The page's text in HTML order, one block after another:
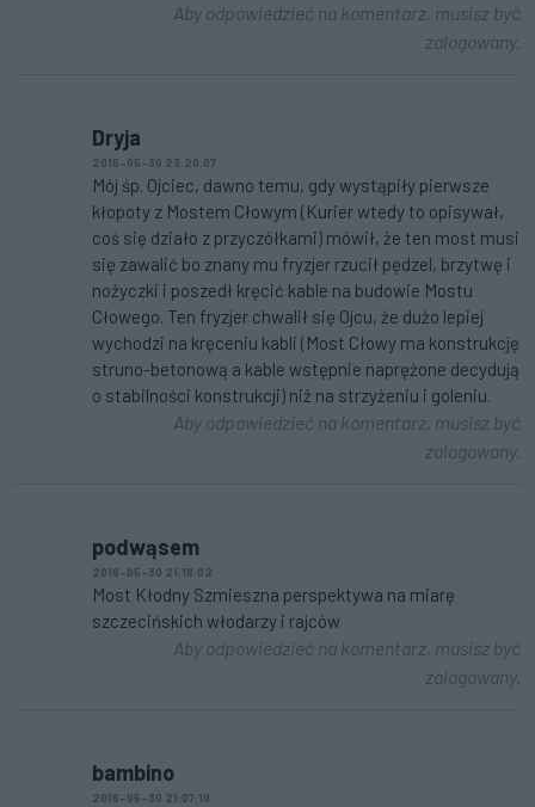
Aby odpowiedzieć na komentarz, musisz być
zalogowany.
Dryja
2016-05-30 23:20:07
Mój śp. Ojciec, dawno temu, gdy wystąpiły pierwsze
kłopoty z Mostem Cłowym (Kurier wtedy to opisywał,
coś się działo z przyczółkami) mówił, że ten most musi
się zawalić bo znany mu fryzjer rzucił pędzel, brzytwę i
nożyczki i poszedł kręcić kable na budowie Mostu
Cłowego. Ten fryzjer chwalił się Ojcu, że dużo lepiej
wychodzi na kręceniu kabli (Most Cłowy ma konstrukcję
struno-betonową a kable wstępnie naprężone decydują
o stabilności konstrukcji) niż na strzyżeniu i goleniu.
Aby odpowiedzieć na komentarz, musisz być
zalogowany.
podwąsem
2016-05-30 21:16:02
Most Kłodny Szmieszna perspektywa na miarę
szczecińskich włodarzy i rajców
Aby odpowiedzieć na komentarz, musisz być
zalogowany.
bambino
2016-05-30 21:07:10